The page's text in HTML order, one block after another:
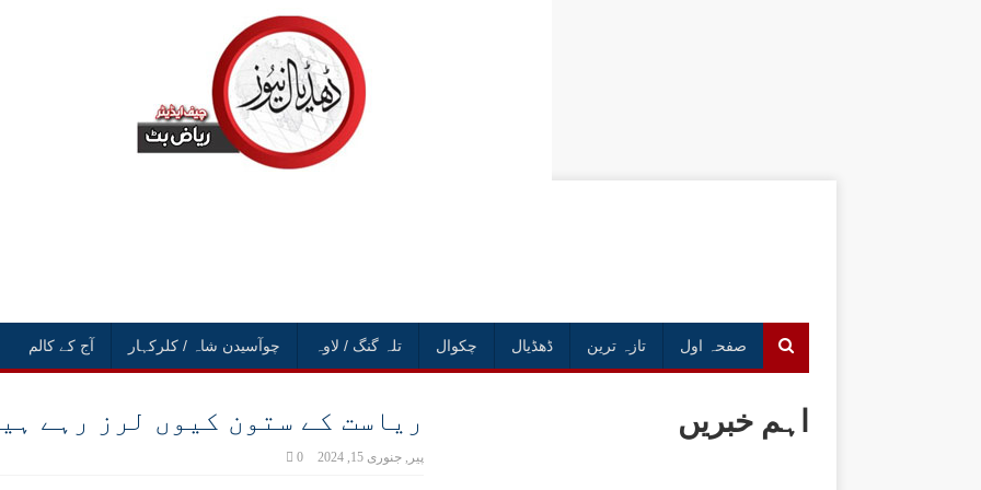
صفحہ اول تازہ ترین ڈھڈیال چکوال تلہ گنگ / لاوہ چوآسیدن شاہ / کلرکہار آج کے کالم
ریاست کے ستون کیوں لرز رہے
پیر, جنوری 15, 2024 0
اہم خبریں